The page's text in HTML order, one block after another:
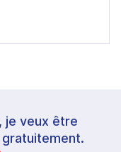
je veux être